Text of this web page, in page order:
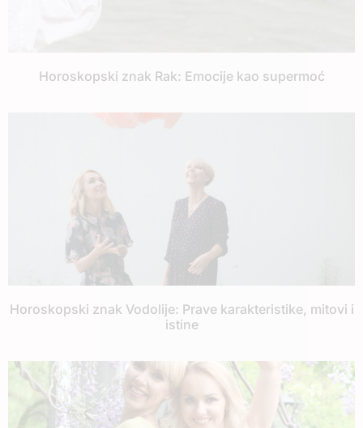
Horoskopski znak Rak: Emocije kao supermoć
Horoskopski znak Vodolije: Prave karakteristike, mitovi i
istine